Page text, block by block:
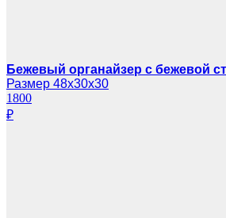
Бежевый органайзер с бежевой
Размер 48х30х30
1800
₽